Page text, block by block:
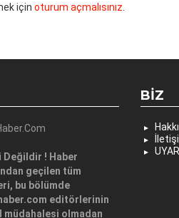
için oturum açmalısınız
Değildir ! Haber
geçilen tüm
bu bölümde
editörlerinin
müdahalesi olmadan
BIZ